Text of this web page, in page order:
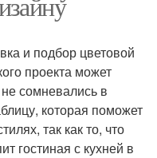
и подбор цветовой
проекта может
сомневались в
которая поможет
так как то, что
гостиная с кухней в